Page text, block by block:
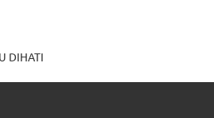
DIHATI